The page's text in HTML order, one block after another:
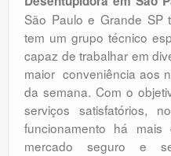
São Paulo e Grande
tem um grupo técnico
capaz de trabalhar em
maior conveniência aos
da semana. Com o
serviços satisfatórios,
funcionamento há
mercado seguro e